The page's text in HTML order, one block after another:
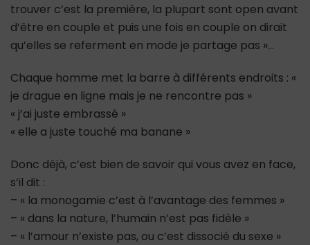
trouver c’est la première, la plupart sont open avant
d’être en couple et puis une fois en couple on dirait
qu’elles se referment en mode je partage pas »…
Chaque homme met la barre à différents endroits : «
je drague en ligne mais je ne rencontre pas »
« j’ai juste embrassé »
« elle a juste touché ma banane »
Donc déjà, c’est bien de savoir qui vous avez en face,
s’il dit :
– « la monogamie c’est à l’avantage des femmes »
– « dans la nature, l’humain n’est pas fidèle »
– « l’amour n’existe pas, ou c’est dissocié du sexe »